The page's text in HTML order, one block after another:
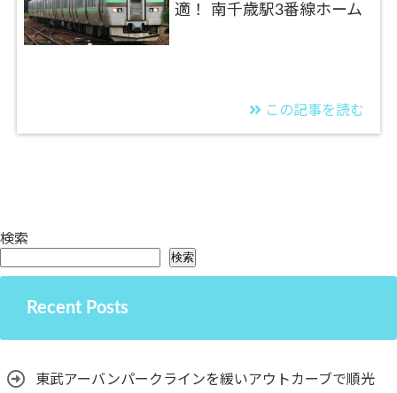
適！ 南千歳駅3番線ホーム
この記事を読む
検索
検索
Recent Posts
東武アーバンパークラインを緩いアウトカーブで順光